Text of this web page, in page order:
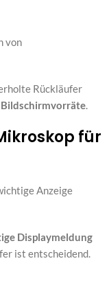
von
Rückläufer
Bildschirmvorräte.
für
Anzeige
Displaymeldung
ist entscheidend.